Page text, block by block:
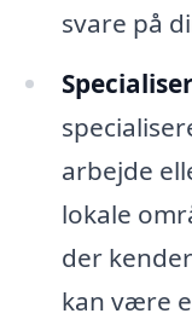
svare på
arbejde
lokale
der
kan være